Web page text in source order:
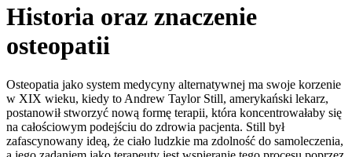
Historia oraz znaczenie
osteopatii
Osteopatia jako system medycyny alternatywnej ma swoje korzenie
w XIX wieku, kiedy to Andrew Taylor Still, amerykański lekarz,
postanowił stworzyć nową formę terapii, która koncentrowałaby się
na całościowym podejściu do zdrowia pacjenta. Still był
zafascynowany ideą, że ciało ludzkie ma zdolność do samoleczenia,